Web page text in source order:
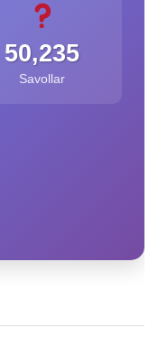
50,235
Savollar